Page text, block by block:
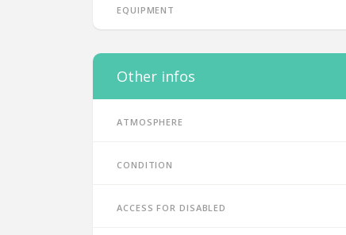
Equipment
Other infos
Atmosphere
Condition
Access for disabled